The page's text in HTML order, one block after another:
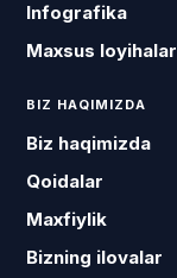
Infografika
Maxsus loyihalar
BIZ HAQIMIZDA
Biz haqimizda
Qoidalar
Maxfiylik
Bizning ilovalar